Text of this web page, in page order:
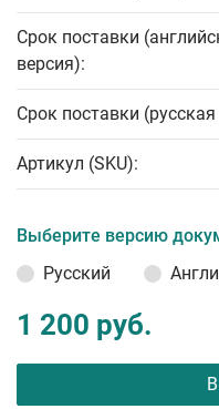
Срок поставки
версия):
Срок поставки
Артикул (SKU):
Выберите версию
Русский
1 200 руб.